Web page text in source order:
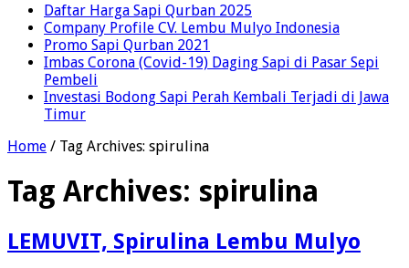
Daftar Harga Sapi Qurban 2025
Company Profile CV. Lembu Mulyo Indonesia
Promo Sapi Qurban 2021
Imbas Corona (Covid-19) Daging Sapi di Pasar Sepi
Pembeli
Investasi Bodong Sapi Perah Kembali Terjadi di Jawa
Timur
Home / Tag Archives: spirulina
Tag Archives: spirulina
LEMUVIT, Spirulina Lembu Mulyo